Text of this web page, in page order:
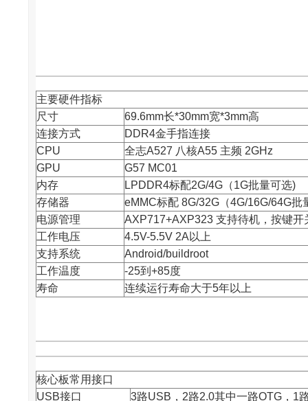
主要硬件指标
尺寸
69.6mm长*30mm宽*3mm高
连接方式
DDR4金手指连接
CPU
全志A527 八核A55 主频 2GHz
GPU
G57 MC01
内存
LPDDR4标配2G/4G（1G批量可选)
存储器
eMMC标配 8G/32G（4G/16G/64G批
电源管理
AXP717+AXP323 支持待机，按键开
工作电压
4.5V-5.5V 2A以上
支持系统
Android/buildroot
工作温度
-25到+85度
寿命
连续运行寿命大于5年以上
核心板常用接口
USB接口
3路USB，2路2.0其中一路OTG，1